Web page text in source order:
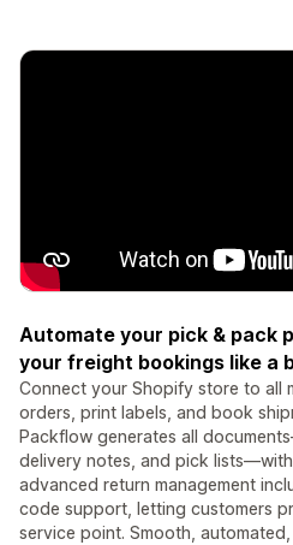
Automate your pick & pack
your freight bookings like a
Connect your Shopify store to all
orders, print labels, and book
Packflow generates all
delivery notes, and pick
advanced return management
code support, letting customers
service point. Smooth,